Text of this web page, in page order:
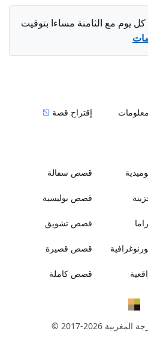
يوم مع الثامنة مساءا بتوقيت
إقتراح قصة
قصص سفالة
قصص بوليسية
قصص تشويق
قصص قصيرة
قصص كاملة
المغربية© 2017-2026